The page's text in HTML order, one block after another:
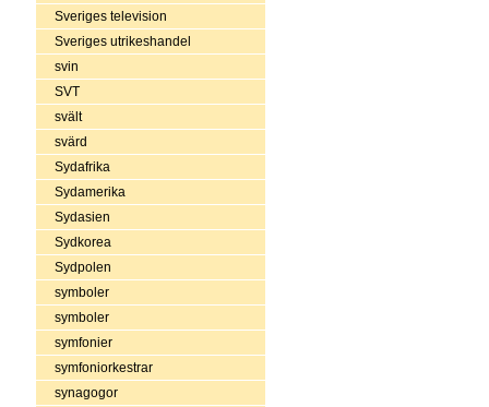
Sveriges television
Sveriges utrikeshandel
svin
SVT
svält
svärd
Sydafrika
Sydamerika
Sydasien
Sydkorea
Sydpolen
symboler
symboler
symfonier
symfoniorkestrar
synagogor